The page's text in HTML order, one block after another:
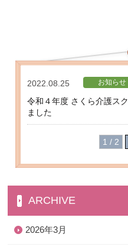
2022.08.25 お知らせ
令和４年度 さくら介護ス
ました
1 / 2
ARCHIVE
2026年3月